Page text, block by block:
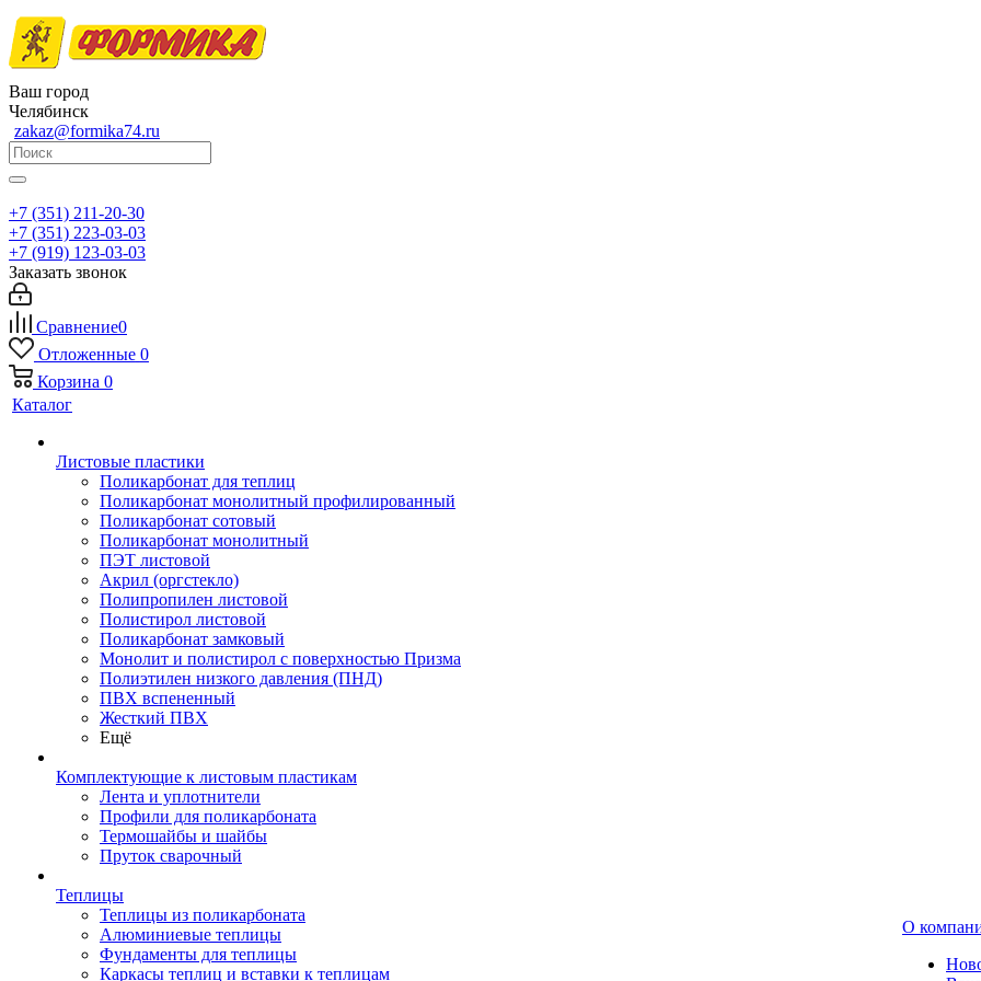
Ваш город
Челябинск
zakaz@formika74.ru
+7 (351) 211-20-30
+7 (351) 223-03-03
+7 (919) 123-03-03
Заказать звонок
Сравнение0
Отложенные 0
Корзина 0
Каталог
Листовые пластики
Поликарбонат для теплиц
Поликарбонат монолитный профилированный
Поликарбонат сотовый
Поликарбонат монолитный
ПЭТ листовой
Акрил (оргстекло)
Полипропилен листовой
Полистирол листовой
Поликарбонат замковый
Монолит и полистирол с поверхностью Призма
Полиэтилен низкого давления (ПНД)
ПВХ вспененный
Жесткий ПВХ
Ещё
Комплектующие к листовым пластикам
Лента и уплотнители
Профили для поликарбоната
Термошайбы и шайбы
Пруток сварочный
Теплицы
Теплицы из поликарбоната
Алюминиевые теплицы
Фундаменты для теплицы
Каркасы теплиц и вставки к теплицам
О